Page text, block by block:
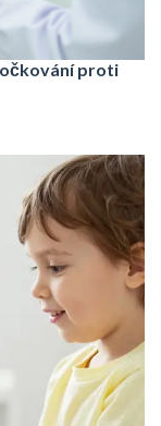
očkování proti